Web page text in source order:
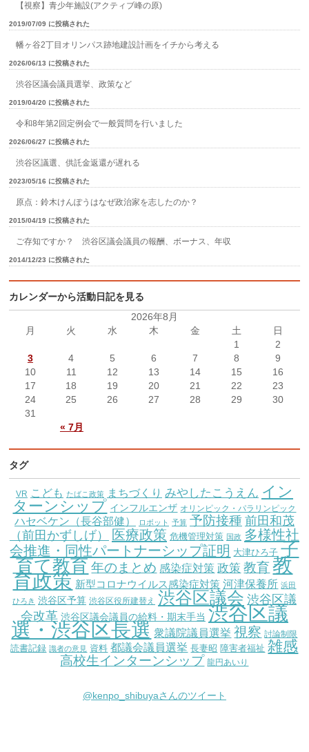
【視察】青少年施設(アクティブ峰の原)
2019/07/09 に投稿された
幡ヶ谷2丁目オリンパス跡地建設計画をイチから考える
2026/06/13 に投稿された
渋谷区議会議員選挙、政策など
2019/04/20 に投稿された
令和8年第2回定例会で一般質問を行いました
2026/06/27 に投稿された
渋谷区議選、供託金返還が遅れる
2023/05/16 に投稿された
原点：鈴木けんぽうはなぜ政治家を志したのか？
2015/04/19 に投稿された
ご存知ですか？ 渋谷区議会議員の報酬、ボーナス、年収
2014/12/23 に投稿された
カレンダーから活動日記を見る
2026年8月
月
火 水 木 金 土 日
« 7月
1
2
3
4 5 6 7 8
9
10
11 12 13 14 15
16
17
18 19 20 21 22
23
24
25 26 27 28 29
30
31
タグ
VR こども たばこ政策 まちづくり みやしたこうえん イン
ターンシップ インフルエンザ オリンピック・パラリンピック
ハセベケン（長谷部健） ロボット 予算 予防接種 前田和茂
（前田かずしげ）
医療政策 危機管理対策 国政 多様性社
会推進・同性パートナーシップ証明 大津ひろ子 子
育て教育 年のまとめ 感染症対策 政策 教育 教
育政策 新型コロナウイルス感染症対策 河津保養所 浜田
ひろき 渋谷区予算 渋谷区役所建替え 渋谷区議会 渋谷区議
会改革 渋谷区議会議員の給料・期末手当 渋谷区議
選・渋谷区長選 衆議院議員選挙 視察 討論制限
読書記録 識者の意見 資料 都議会議員選挙 長妻昭 障害者福祉 雑感
高校生インターンシップ 龍円あいり
@kenpo_shibuyaさんのツイート